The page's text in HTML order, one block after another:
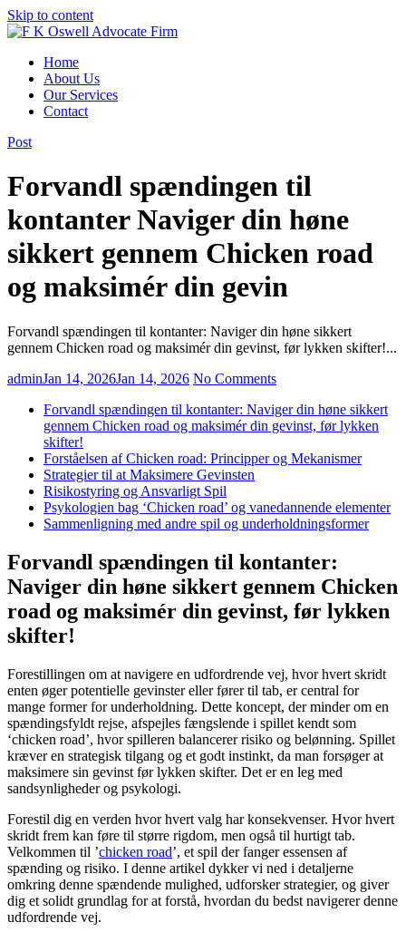
Skip to content
Home
About Us
Our Services
Contact
Post
Forvandl spændingen til
kontanter Naviger din høne
sikkert gennem Chicken road
og maksimér din gevin
Forvandl spændingen til kontanter: Naviger din høne sikkert
gennem Chicken road og maksimér din gevinst, før lykken skifter!...
adminJan 14, 2026Jan 14, 2026 No Comments
Forvandl spændingen til kontanter: Naviger din høne sikkert
gennem Chicken road og maksimér din gevinst, før lykken
skifter!
Forståelsen af Chicken road: Principper og Mekanismer
Strategier til at Maksimere Gevinsten
Risikostyring og Ansvarligt Spil
Psykologien bag ‘Chicken road’ og vanedannende elementer
Sammenligning med andre spil og underholdningsformer
Forvandl spændingen til kontanter:
Naviger din høne sikkert gennem Chicken
road og maksimér din gevinst, før lykken
skifter!
Forestillingen om at navigere en udfordrende vej, hvor hvert skridt
enten øger potentielle gevinster eller fører til tab, er central for
mange former for underholdning. Dette koncept, der minder om en
spændingsfyldt rejse, afspejles fængslende i spillet kendt som
‘chicken road’, hvor spilleren balancerer risiko og belønning. Spillet
kræver en strategisk tilgang og et godt instinkt, da man forsøger at
maksimere sin gevinst før lykken skifter. Det er en leg med
sandsynligheder og psykologi.
Forestil dig en verden hvor hvert valg har konsekvenser. Hvor hvert
skridt frem kan føre til større rigdom, men også til hurtigt tab.
Velkommen til ’chicken road’, et spil der fanger essensen af
spænding og risiko. I denne artikel dykker vi ned i detaljerne
omkring denne spændende mulighed, udforsker strategier, og giver
dig et solidt grundlag for at forstå, hvordan du bedst navigerer denne
udfordrende vej.